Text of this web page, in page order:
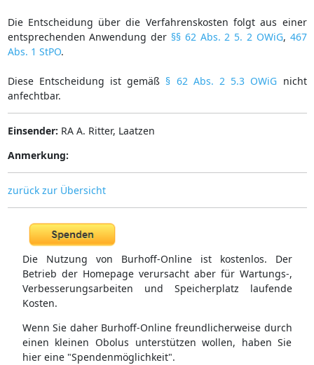
Die Entscheidung über die Verfahrenskosten folgt aus einer
entsprechenden Anwendung der §§ 62 Abs. 2 5. 2 OWiG, 467
Abs. 1 StPO.
Diese Entscheidung ist gemäß § 62 Abs. 2 5.3 OWiG nicht
anfechtbar.
Einsender: RA A. Ritter, Laatzen
Anmerkung:
zurück zur Übersicht
Die Nutzung von Burhoff-Online ist kostenlos. Der
Betrieb der Homepage verursacht aber für Wartungs-,
Verbesserungsarbeiten und Speicherplatz laufende
Kosten.
Wenn Sie daher Burhoff-Online freundlicherweise durch
einen kleinen Obolus unterstützen wollen, haben Sie
hier eine "Spendenmöglichkeit".